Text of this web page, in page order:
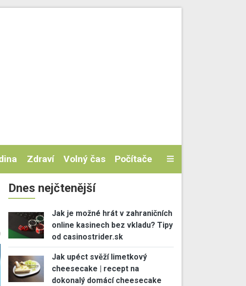
Zdraví Volný čas Počítače
Dnes nejčtenější
Jak je možné hrát v zahraničních
online kasinech bez vkladu? Tipy
od casinostrider.sk
Jak upéct svěží limetkový
cheesecake | recept na
dokonalý domácí cheesecake